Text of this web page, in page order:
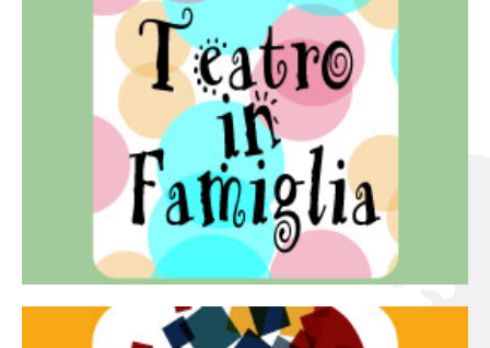
Teatro in famiglia
Teatro In Famiglia è una rassegna di teatro concepita
per far condividere e godere del teatro all’intera
famiglia.
Continua